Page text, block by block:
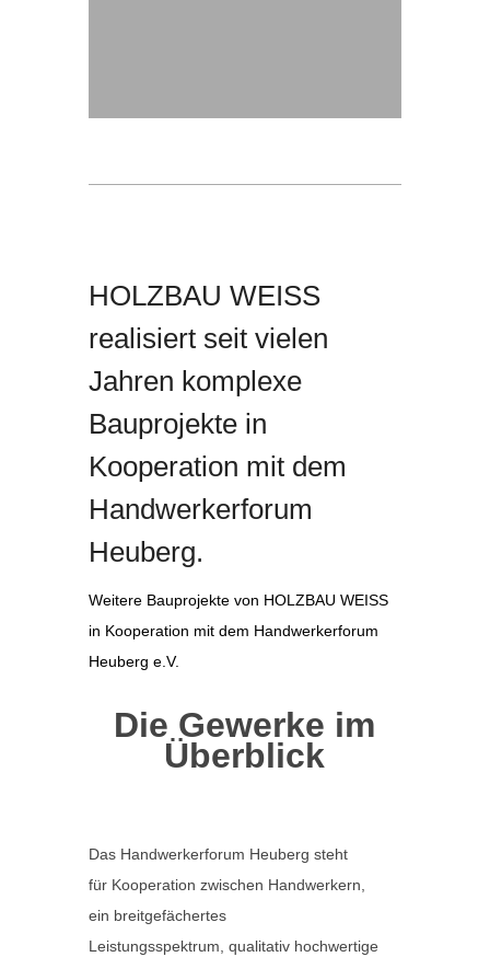
HOLZBAU WEISS
realisiert seit vielen
Jahren komplexe
Bauprojekte in
Kooperation mit dem
Handwerkerforum
Heuberg.
Weitere Bauprojekte von HOLZBAU WEISS
in Kooperation mit dem Handwerkerforum
Heuberg e.V.
Die Gewerke im
Überblick
Das Handwerkerforum Heuberg steht
für Kooperation zwischen Handwerkern,
ein breitgefächertes
Leistungsspektrum, qualitativ hochwertige